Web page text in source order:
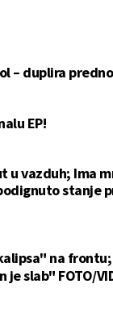
– duplira
EP!
u vazduh; Ima
stanje
na
slab" FOTO/